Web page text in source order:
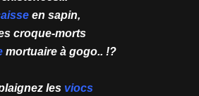
en sapin,
croque-morts
mortuaire à gogo.. !?
les viocs